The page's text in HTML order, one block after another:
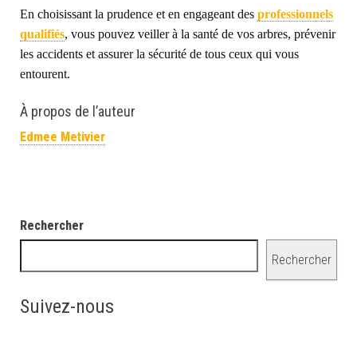
En choisissant la prudence et en engageant des professionnels
qualifiés, vous pouvez veiller à la santé de vos arbres, prévenir
les accidents et assurer la sécurité de tous ceux qui vous
entourent.
À propos de l’auteur
Edmee Metivier
Rechercher
Rechercher
Suivez-nous